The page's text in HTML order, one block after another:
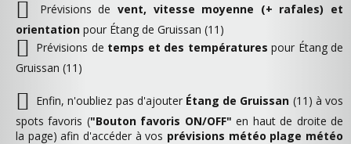
Prévisions de vent, vitesse moyenne (+ rafales) et
orientation pour Étang de Gruissan (11)
Prévisions de temps et des températures pour Étang de
Gruissan (11)
Enfin, n'oubliez pas d'ajouter Étang de Gruissan (11) à vos
spots favoris ("Bouton favoris ON/OFF" en haut de droite de
la page) afin d'accéder à vos prévisions météo plage météo